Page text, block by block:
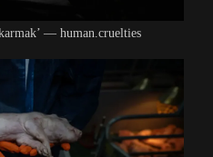
— human.cruelties